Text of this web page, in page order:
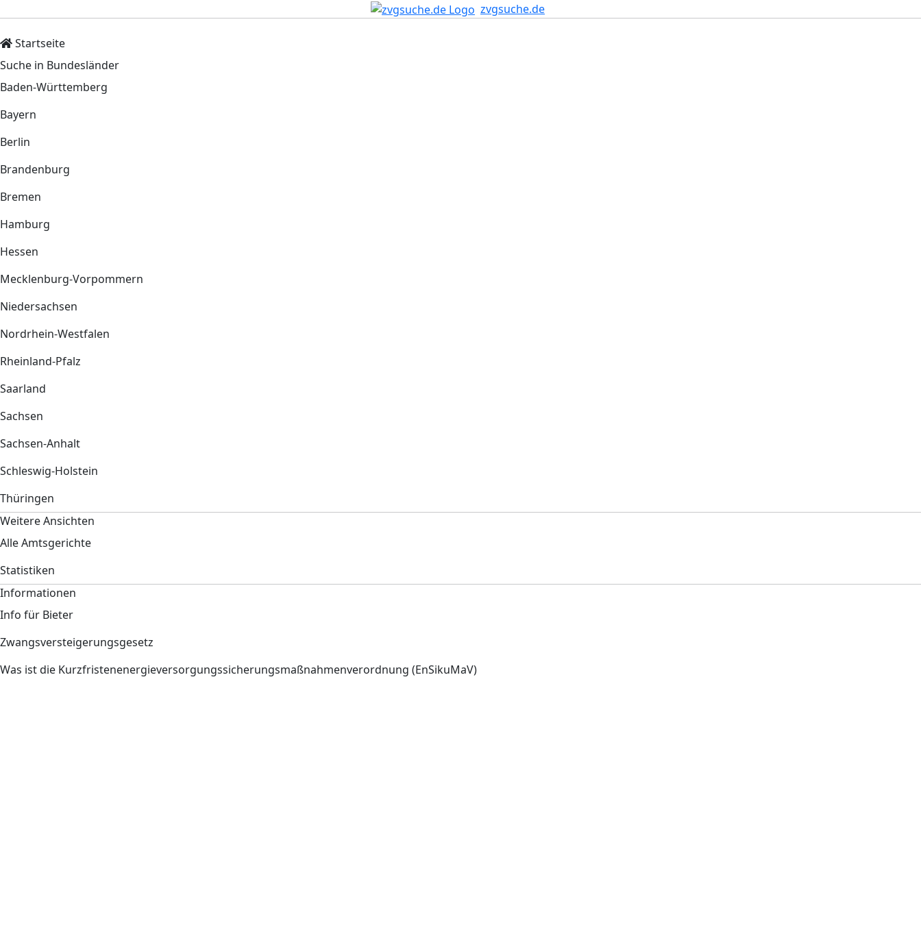
zvgsuche.de
Startseite
Suche in Bundesländer
Baden-Württemberg
Bayern
Berlin
Brandenburg
Bremen
Hamburg
Hessen
Mecklenburg-Vorpommern
Niedersachsen
Nordrhein-Westfalen
Rheinland-Pfalz
Saarland
Sachsen
Sachsen-Anhalt
Schleswig-Holstein
Thüringen
Weitere Ansichten
Alle Amtsgerichte
Statistiken
Informationen
Info für Bieter
Zwangsversteigerungsgesetz
Was ist die Kurzfristenenergieversorgungssicherungsmaßnahmenverordnung (EnSikuMaV)